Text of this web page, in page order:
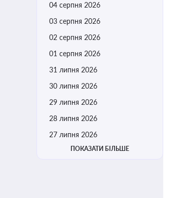
04 серпня 2026
03 серпня 2026
02 серпня 2026
01 серпня 2026
31 липня 2026
30 липня 2026
29 липня 2026
28 липня 2026
27 липня 2026
ПОКАЗАТИ БІЛЬШЕ